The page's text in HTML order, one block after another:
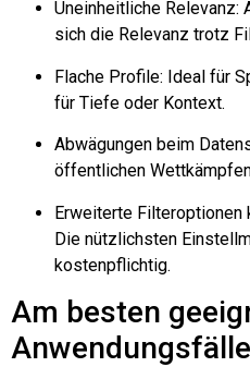
Uneinheitliche Relevanz:
sich die Relevanz trotz
Flache Profile: Ideal für
für Tiefe oder Kontext.
Abwägungen beim
öffentlichen
Erweiterte Filteroptionen
Die nützlichsten
kostenpflichtig.
Am besten
Anwendungsfälle